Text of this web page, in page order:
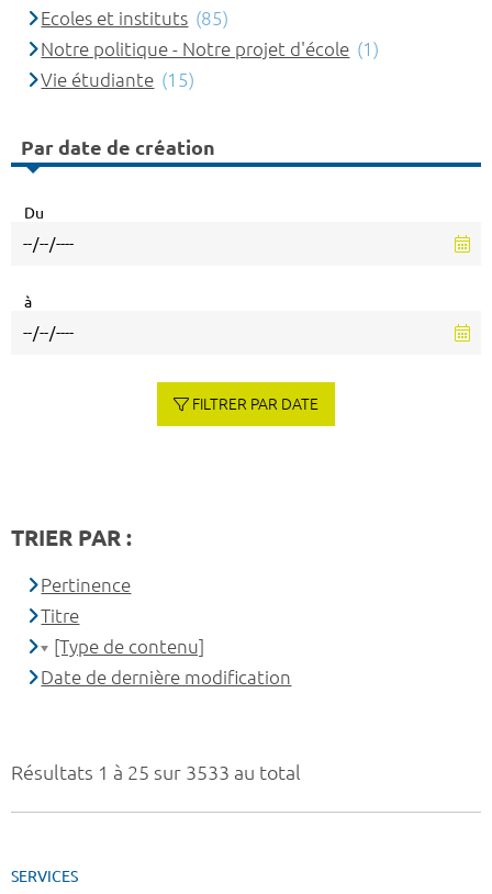
Résultats 1 à 25 sur 3533 au total
SERVICES
Ecoles et instituts (85)
Notre politique - Notre projet d'école (1)
Vie étudiante (15)
Par date de création
Du
à
FILTRER PAR DATE
TRIER PAR :
Pertinence
Titre
[Type de contenu]
Date de dernière modification